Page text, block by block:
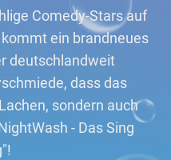
Comedy-Stars auf
ein brandneues
deutschlandweit
dass das
sondern auch
- Das Sing